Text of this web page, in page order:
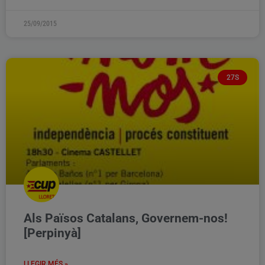
25/09/2015
27S
Als Països Catalans, Governem-nos!
[Perpinyà]